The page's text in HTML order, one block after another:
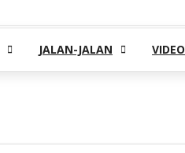
JALAN-JALAN VIDEO